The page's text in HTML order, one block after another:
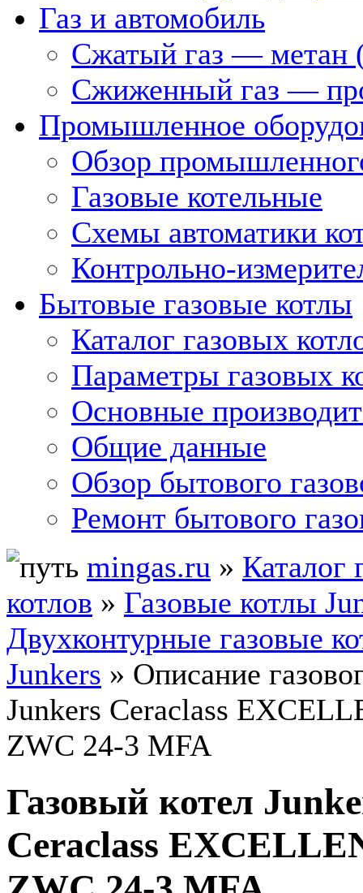
Газ и автомобиль
Сжатый газ — метан
Сжиженный газ —
Промышленное
Обзор
Газовые котельные
Схемы автоматики
Контрольно-
Бытовые газовые котлы
Каталог газовых
Параметры газовых
Основные
Общие данные
Обзор бытового
Ремонт бытового
mingas.ru » Каталог
котлов » Газовые котлы
Двухконтурные газовые
Junkers » Описание
Junkers Ceraclass
ZWC 24-3 MFA
Газовый котел
Ceraclass